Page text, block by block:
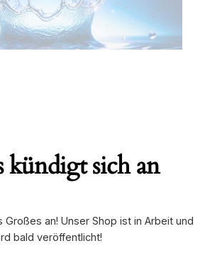
kündigt sich an
an! Unser Shop ist in Arbeit und
bald veröffentlicht!